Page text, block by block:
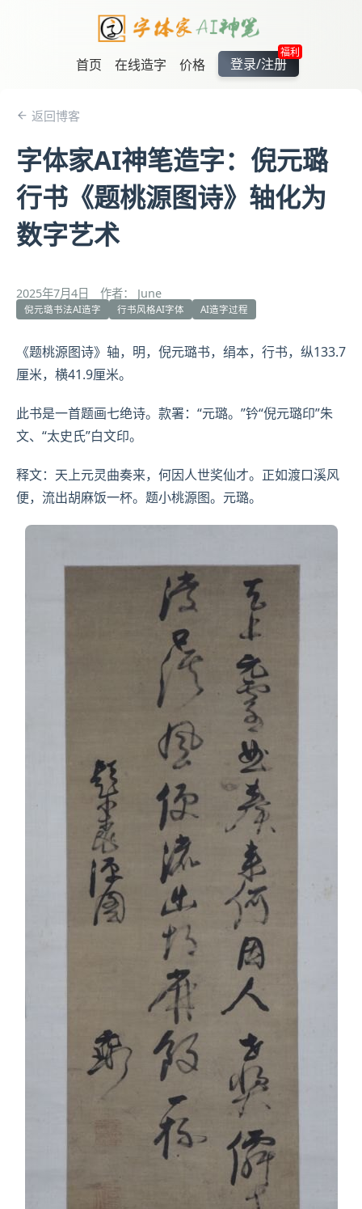
首页 在线造字 价格
福利
登录/注册
返回博客
字体家AI神笔造字：倪元璐
行书《题桃源图诗》轴化为
数字艺术
2025年7月4日 作者： June
倪元璐书法AI造字 行书风格AI字体 AI造字过程
《题桃源图诗》轴，明， 倪元璐书，绢本，行书，纵133.7
厘米，横41.9厘米。
此书是一首题画七绝诗。款署：“元璐。”钤“倪元璐印”朱
文、“太史氏”白文印。
释文：天上元灵曲奏来，何因人世奖仙才。正如渡口溪风
便，流出胡麻饭一杯。题小桃源图。元璐。